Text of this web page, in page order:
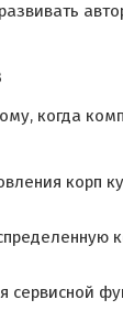
когда
корп
сервисной